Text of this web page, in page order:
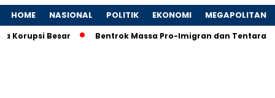
HOME NASIONAL POLITIK EKONOMI MEGAPOLITAN
Besar Bentrok Massa Pro-Imigran dan Tentara AS